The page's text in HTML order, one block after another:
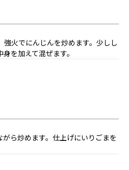
火でにんじんを炒めます。少しし
を加えて混ぜます。
ら炒めます。仕上げにいりごまを